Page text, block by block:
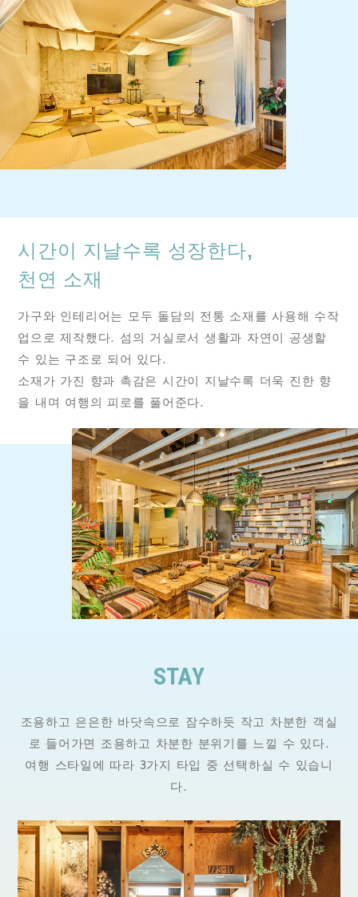
시간이 지날수록 성장한다,
천연 소재
가구와 인테리어는 모두 돌담의 전통 소재를 사용해 수작
업으로 제작했다. 섬의 거실로서 생활과 자연이 공생할
수 있는 구조로 되어 있다.
소재가 가진 향과 촉감은 시간이 지날수록 더욱 진한 향
을 내며 여행의 피로를 풀어준다.
STAY
조용하고 은은한 바닷속으로 잠수하듯 작고 차분한 객실
로 들어가면 조용하고 차분한 분위기를 느낄 수 있다.
여행 스타일에 따라 3가지 타입 중 선택하실 수 있습니
다.